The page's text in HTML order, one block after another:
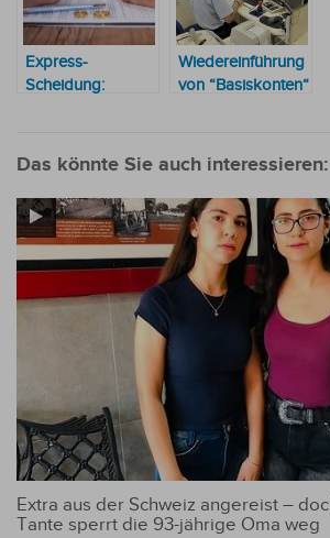
Express-
Scheidung:
und Verbilligung
einer Ehe
innerhalb weniger
Tage ​
Wiedereinführung
von “Basiskonten“
Das könnte Sie auch interessieren:
Extra aus der Schweiz angereist –
Tante sperrt die 93-jährige Oma weg